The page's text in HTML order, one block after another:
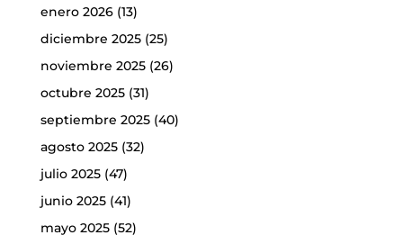
enero 2026(13)
diciembre 2025(25)
noviembre 2025(26)
octubre 2025(31)
septiembre 2025(40)
agosto 2025(32)
julio 2025(47)
junio 2025(41)
mayo 2025(52)